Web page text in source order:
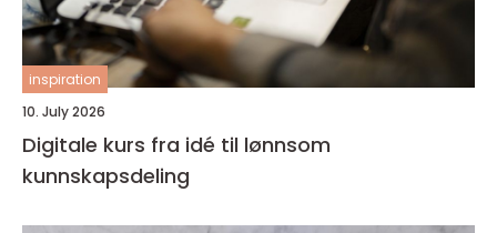
inspiration
10. July 2026
Digitale kurs fra idé til lønnsom
kunnskapsdeling